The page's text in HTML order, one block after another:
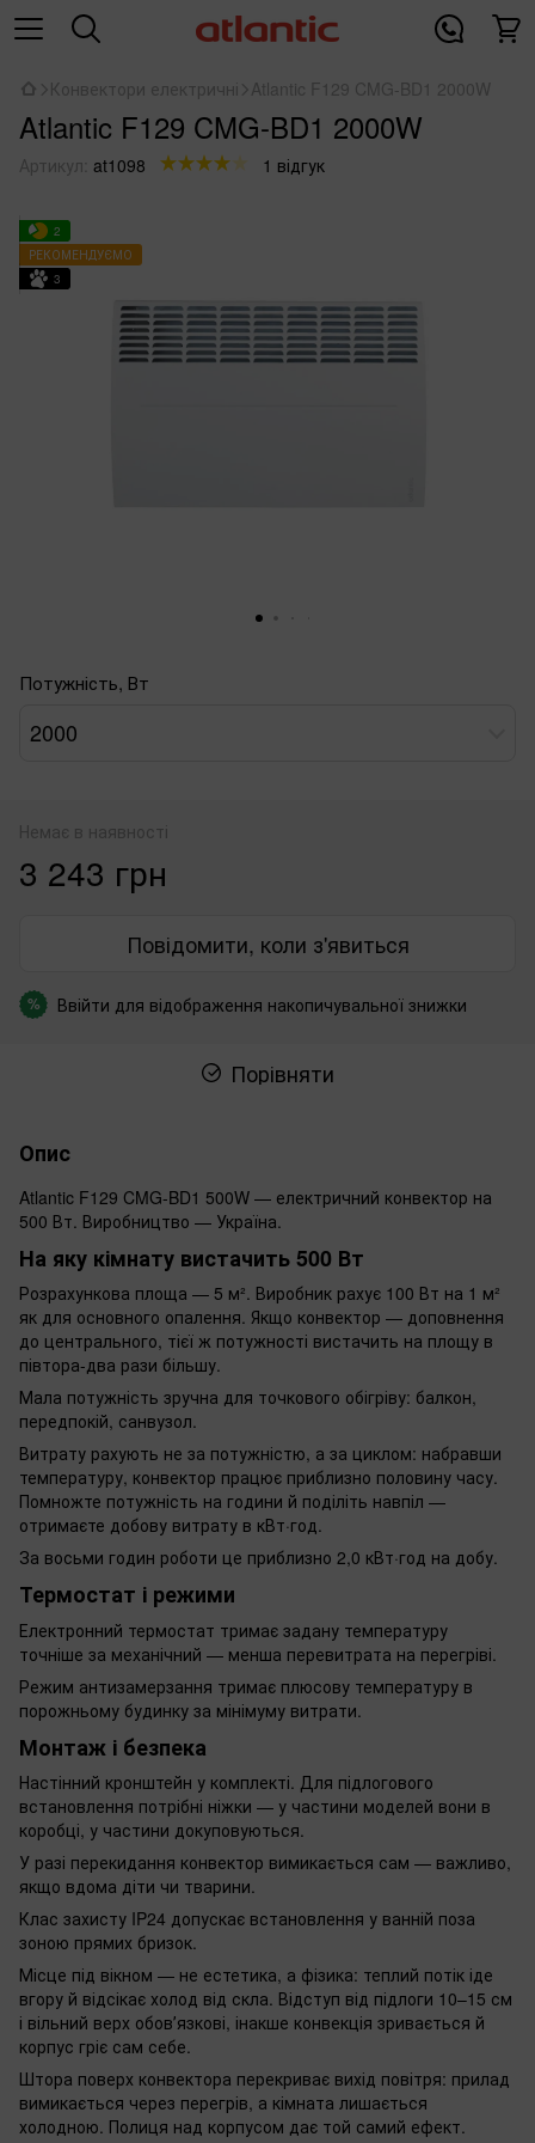
Конвектори електричні Atlantic F129 CMG-BD1 2000W
Atlantic F129 CMG-BD1 2000W
Артикул: at1098 1 відгук
2
РЕКОМЕНДУЄМО
3
Потужність, Вт
2000
Немає в наявності
3 243 грн
Повідомити, коли з'явиться
% Ввійти для відображення накопичувальної знижки
Порівняти
Опис
Atlantic F129 CMG-BD1 500W — електричний конвектор на
500 Вт. Виробництво — Україна.
На яку кімнату вистачить 500 Вт
Розрахункова площа — 5 м². Виробник рахує 100 Вт на 1 м²
як для основного опалення. Якщо конвектор — доповнення
до центрального, тієї ж потужності вистачить на площу в
півтора-два рази більшу.
Мала потужність зручна для точкового обігріву: балкон,
передпокій, санвузол.
Витрату рахують не за потужністю, а за циклом: набравши
температуру, конвектор працює приблизно половину часу.
Помножте потужність на години й поділіть навпіл —
отримаєте добову витрату в кВт·год.
За восьми годин роботи це приблизно 2,0 кВт·год на добу.
Термостат і режими
Електронний термостат тримає задану температуру
точніше за механічний — менша перевитрата на перегріві.
Режим антизамерзання тримає плюсову температуру в
порожньому будинку за мінімуму витрати.
Монтаж і безпека
Настінний кронштейн у комплекті. Для підлогового
встановлення потрібні ніжки — у частини моделей вони в
коробці, у частини докуповуються.
У разі перекидання конвектор вимикається сам — важливо,
якщо вдома діти чи тварини.
Клас захисту IP24 допускає встановлення у ванній поза
зоною прямих бризок.
Місце під вікном — не естетика, а фізика: теплий потік іде
вгору й відсікає холод від скла. Відступ від підлоги 10–15 см
і вільний верх обовʼязкові, інакше конвекція зривається й
корпус гріє сам себе.
Штора поверх конвектора перекриває вихід повітря: прилад
вимикається через перегрів, а кімната лишається
холодною. Полиця над корпусом дає той самий ефект.